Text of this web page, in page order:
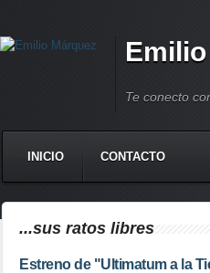
Te conecto
INICIO CONTACTO
...sus ratos libres
Estreno de "Ultimatum a la